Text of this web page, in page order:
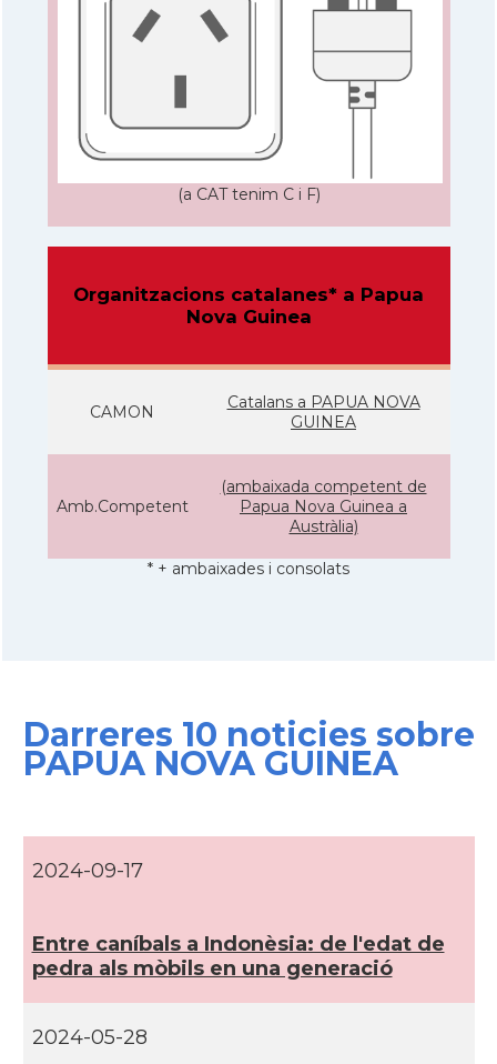
(a CAT tenim C i F)
Organitzacions catalanes* a Papua
Nova Guinea
CAMON
Catalans a PAPUA NOVA
GUINEA
Amb.Competent
(ambaixada competent de
Papua Nova Guinea a
Austràlia)
* + ambaixades i consolats
Darreres 10 noticies sobre
PAPUA NOVA GUINEA
2024-09-17
Entre caní­bals a Indonèsia: de l'edat de
pedra als mòbils en una generació
2024-05-28